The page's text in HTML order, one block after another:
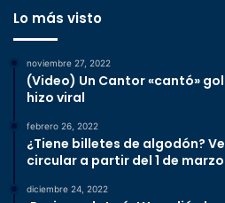
Lo más visto
noviembre 27, 2022
(Video) Un Cantor «cantó»
hizo viral
febrero 26, 2022
¿Tiene billetes de algodón?
circular a partir del 1 de marzo
diciembre 24, 2022